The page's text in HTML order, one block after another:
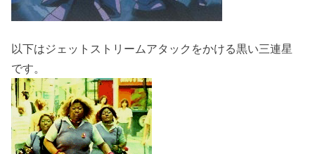
以下はジェットストリームアタックをかける黒い三連星
です。